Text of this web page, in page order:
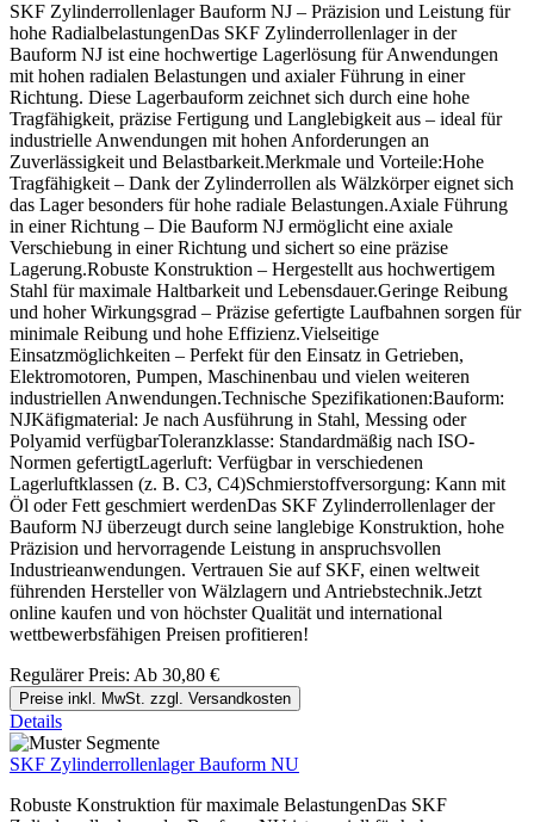
SKF Zylinderrollenlager Bauform NJ – Präzision und Leistung für
hohe RadialbelastungenDas SKF Zylinderrollenlager in der
Bauform NJ ist eine hochwertige Lagerlösung für Anwendungen
mit hohen radialen Belastungen und axialer Führung in einer
Richtung. Diese Lagerbauform zeichnet sich durch eine hohe
Tragfähigkeit, präzise Fertigung und Langlebigkeit aus – ideal für
industrielle Anwendungen mit hohen Anforderungen an
Zuverlässigkeit und Belastbarkeit.Merkmale und Vorteile:Hohe
Tragfähigkeit – Dank der Zylinderrollen als Wälzkörper eignet sich
das Lager besonders für hohe radiale Belastungen.Axiale Führung
in einer Richtung – Die Bauform NJ ermöglicht eine axiale
Verschiebung in einer Richtung und sichert so eine präzise
Lagerung.Robuste Konstruktion – Hergestellt aus hochwertigem
Stahl für maximale Haltbarkeit und Lebensdauer.Geringe Reibung
und hoher Wirkungsgrad – Präzise gefertigte Laufbahnen sorgen für
minimale Reibung und hohe Effizienz.Vielseitige
Einsatzmöglichkeiten – Perfekt für den Einsatz in Getrieben,
Elektromotoren, Pumpen, Maschinenbau und vielen weiteren
industriellen Anwendungen.Technische Spezifikationen:Bauform:
NJKäfigmaterial: Je nach Ausführung in Stahl, Messing oder
Polyamid verfügbarToleranzklasse: Standardmäßig nach ISO-
Normen gefertigtLagerluft: Verfügbar in verschiedenen
Lagerluftklassen (z. B. C3, C4)Schmierstoffversorgung: Kann mit
Öl oder Fett geschmiert werdenDas SKF Zylinderrollenlager der
Bauform NJ überzeugt durch seine langlebige Konstruktion, hohe
Präzision und hervorragende Leistung in anspruchsvollen
Industrieanwendungen. Vertrauen Sie auf SKF, einen weltweit
führenden Hersteller von Wälzlagern und Antriebstechnik.Jetzt
online kaufen und von höchster Qualität und international
wettbewerbsfähigen Preisen profitieren!
Regulärer Preis: Ab 30,80 €
Preise inkl. MwSt. zzgl. Versandkosten
Details
SKF Zylinderrollenlager Bauform NU
Robuste Konstruktion für maximale BelastungenDas SKF